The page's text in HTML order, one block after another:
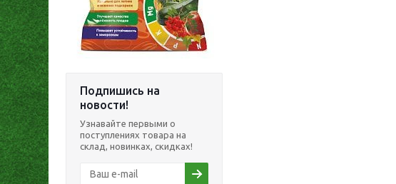
Подпишись на
новости!
Узнавайте первыми о
поступлениях товара на
склад, новинках, скидках!